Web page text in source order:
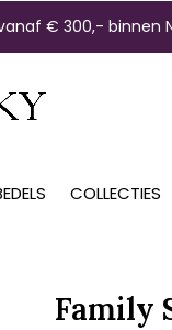
COLLECTIES
€ 300,- binnen
Family